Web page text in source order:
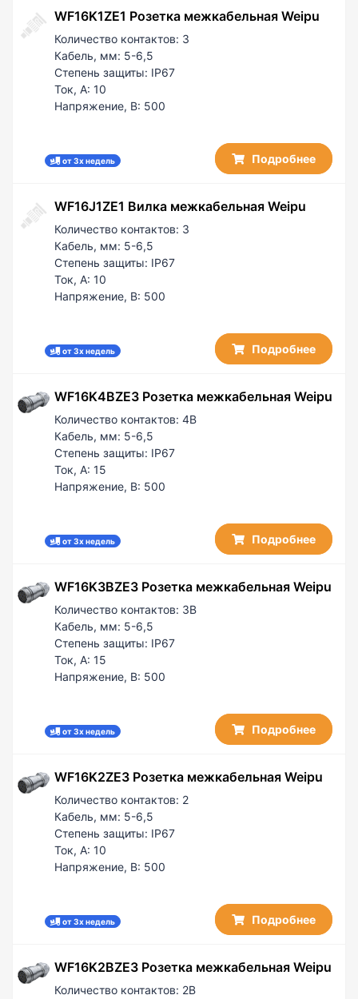
60 / 5
100
100 / 50
200 / 50
WF16K1ZE1 Розетка межкабельная Weipu
Количество контактов: 3
Кабель, мм: 5-6,5
Степень защиты: IP67
Ток, А: 10
Напряжение, В: 500
от 3х недель Подробнее
WF16J1ZE1 Вилка межкабельная Weipu
Количество контактов: 3
Кабель, мм: 5-6,5
Степень защиты: IP67
Ток, А: 10
Напряжение, В: 500
от 3х недель Подробнее
WF16K4BZE3 Розетка межкабельная Weipu
Количество контактов: 4B
Кабель, мм: 5-6,5
Степень защиты: IP67
Ток, А: 15
Напряжение, В: 500
от 3х недель Подробнее
WF16K3BZE3 Розетка межкабельная Weipu
Количество контактов: 3B
Кабель, мм: 5-6,5
Степень защиты: IP67
Ток, А: 15
Напряжение, В: 500
от 3х недель Подробнее
WF16K2ZE3 Розетка межкабельная Weipu
Количество контактов: 2
Кабель, мм: 5-6,5
Степень защиты: IP67
Ток, А: 10
Напряжение, В: 500
от 3х недель Подробнее
WF16K2BZE3 Розетка межкабельная Weipu
Количество контактов: 2B